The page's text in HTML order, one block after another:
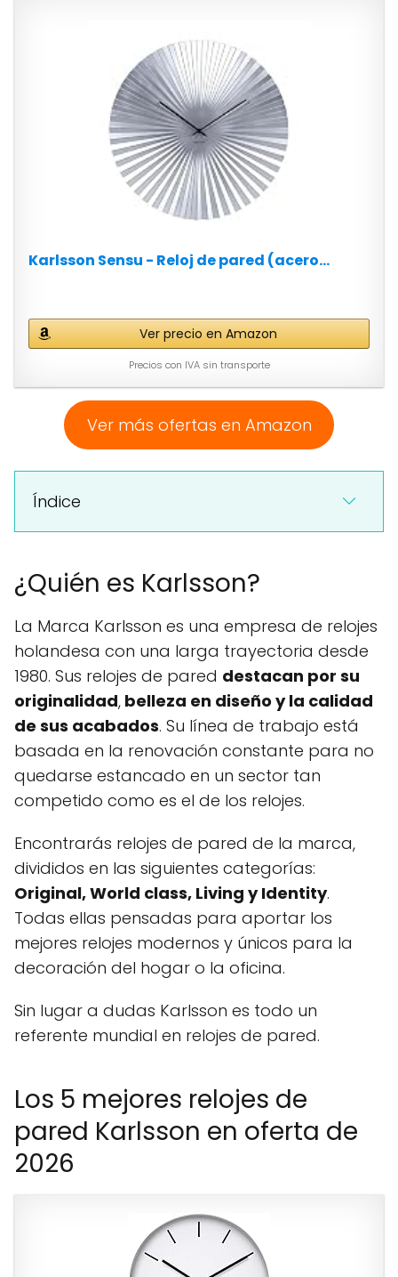
Karlsson Sensu - Reloj de pared (acero...
Ver precio en Amazon
Precios con IVA sin transporte
Ver más ofertas en Amazon
Índice
¿Quién es Karlsson?
La Marca Karlsson es una empresa de relojes
holandesa con una larga trayectoria desde
1980. Sus relojes de pared destacan por su
originalidad, belleza en diseño y la calidad
de sus acabados. Su línea de trabajo está
basada en la renovación constante para no
quedarse estancado en un sector tan
competido como es el de los relojes.
Encontrarás relojes de pared de la marca,
divididos en las siguientes categorías:
Original, World class, Living y Identity.
Todas ellas pensadas para aportar los
mejores relojes modernos y únicos para la
decoración del hogar o la oficina.
Sin lugar a dudas Karlsson es todo un
referente mundial en relojes de pared.
Los 5 mejores relojes de
pared Karlsson en oferta de
2026